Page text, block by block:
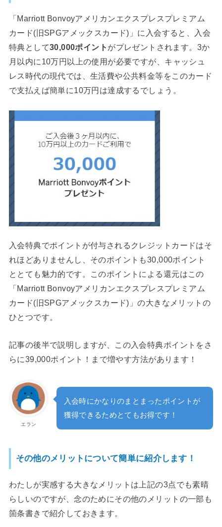
「Marriott Bonvoyアメリカンエクスプレスプレミアム
カード(旧SPGアメックスカード)」に入会すると、入会
特典として30,000ポイント がプレゼントされます。3か
月以内に10万円以上の使用が必要ですが、キャッシュ
レス時代の現代では、生活費や公共料金等をこのカード
で支払えば簡単に10万円は達成するでしょう。
入会特典でポイントが付与されるクレジットカードはそ
れほどありませんし、そのポイントも30,000ポイント
ととても魅力的です。このポイントによる還元はこの
「Marriott Bonvoyアメリカンエクスプレスプレミアム
カード(旧SPGアメックスカード)」の大きなメリットの
ひとつです。
記事の後半で説明しますが、この入会特典ポイントをさ
らに39,000ポイント！まで増やす方法があります！
エラン
入会時にかなりのまとまったポイントが
獲得できるためとてもお得です！
その他のメリットについて簡単に紹介します！
わたしが実感する大きなメリットは上記の3点でも素晴
らしいのですが、念のためにその他のメリットの一部も
箇条書きで紹介しておきます。